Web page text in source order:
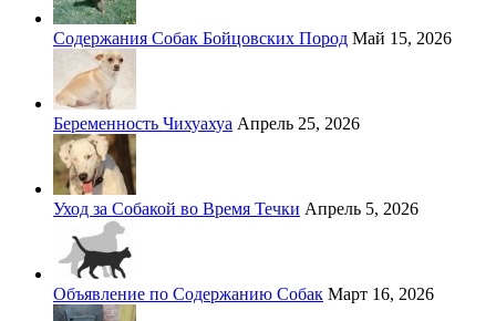
Содержания Собак Бойцовских Пород Май 15, 2026
Беременность Чихуахуа Апрель 25, 2026
Уход за Собакой во Время Течки Апрель 5, 2026
Объявление по Содержанию Собак Март 16, 2026